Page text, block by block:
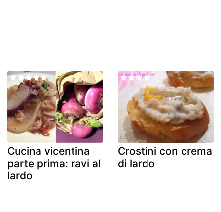
Cucina vicentina
parte prima: ravi al
lardo
Crostini con crema
di lardo